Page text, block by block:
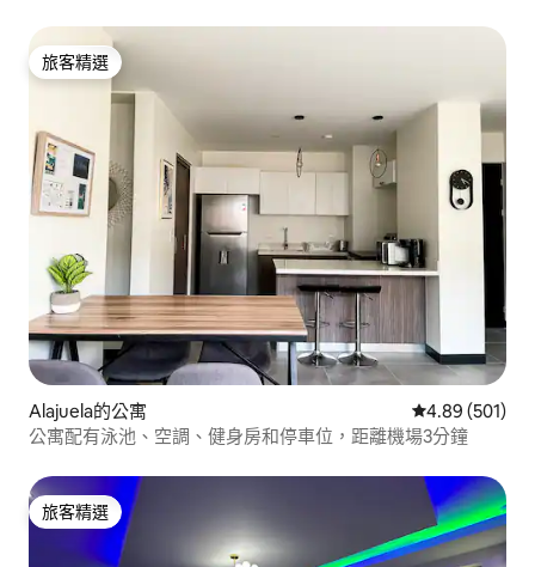
旅客精選
旅客精選
Alajuela的公寓 從 501 則評價
4.89 (501)
公寓配有泳池、空調、健身房和停車位，距離機場3分鐘
旅客精選
旅客精選